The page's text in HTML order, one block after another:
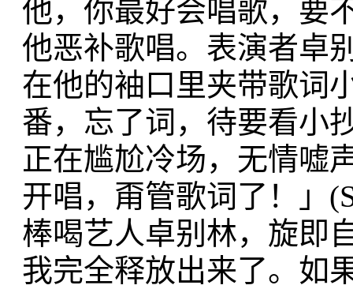
他，你最好会唱歌，要
他恶补歌唱。表演者卓
在他的袖口里夹带歌词
番，忘了词，待要看小
正在尴尬冷场，无情嘘
开唱，甭管歌词了！」
棒喝艺人卓别林，旋即
我完全释放出来了。如